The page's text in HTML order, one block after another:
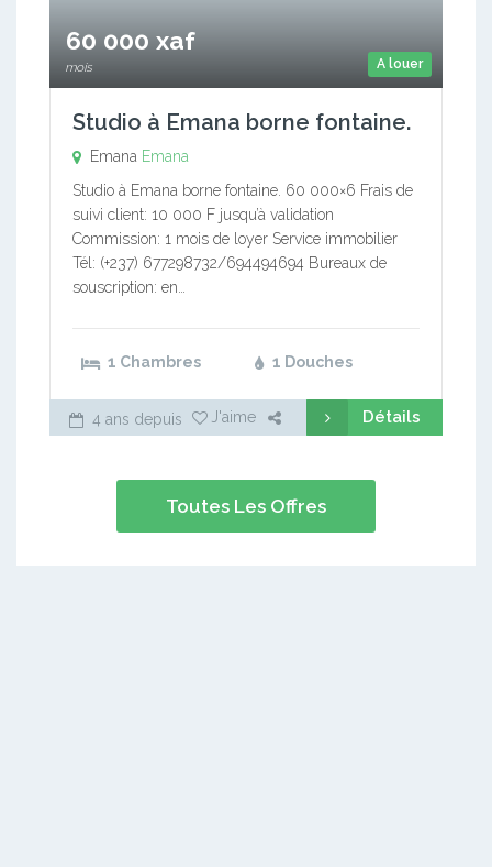
A louer
60 000 xaf
mois
Studio à Emana borne fontaine.
Emana Emana
Studio à Emana borne fontaine. 60 000×6 Frais de
suivi client: 10 000 F jusqu’à validation
Commission: 1 mois de loyer Service immobilier
Tél: (+237) 677298732/694494694 Bureaux de
souscription: en…
1 Chambres 1 Douches
4 ans depuis J'aime Détails
Toutes Les Offres